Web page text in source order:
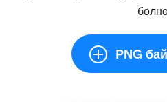
PNG